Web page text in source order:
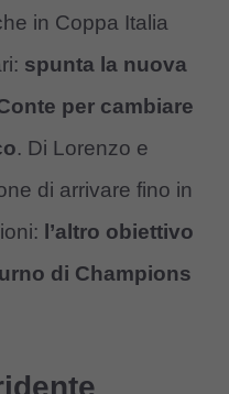
in Coppa Italia
spunta la nuova
per cambiare
. Di Lorenzo e
di arrivare fino in
l’altro obiettivo
di Champions